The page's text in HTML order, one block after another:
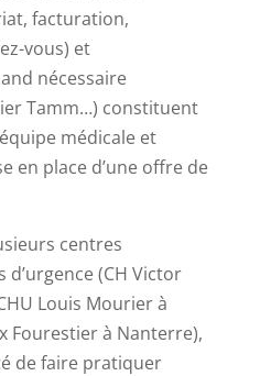
facturation,
vous) et
nécessaire
Tamm…) constituent
médicale et
en place d’une offre de
centres
(CH Victor
Louis Mourier à
Fourestier à Nanterre),
de faire pratiquer